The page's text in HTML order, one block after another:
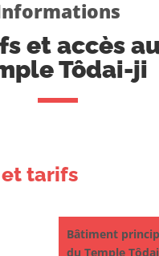
et accès
Tôdai-ji
tarifs
Bâtiment
du Temple